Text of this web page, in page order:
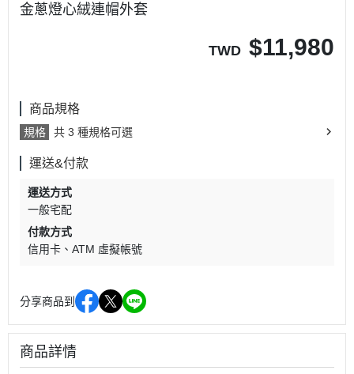
金蔥燈心絨連帽外套
TWD $11,980
商品規格
規格 共 3 種規格可選
運送&付款
運送方式
一般宅配
付款方式
信用卡
ATM 虛擬帳號
分享商品到
商品詳情